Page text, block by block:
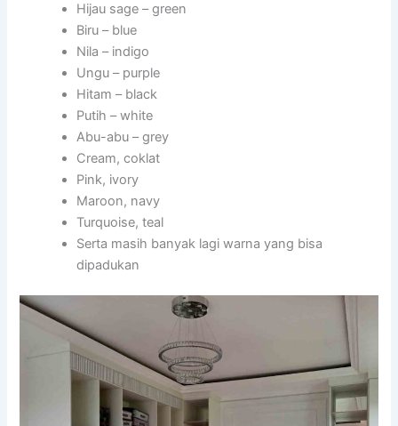
Hijau sage – green
Biru – blue
Nila – indigo
Ungu – purple
Hitam – black
Putih – white
Abu-abu – grey
Cream, coklat
Pink, ivory
Maroon, navy
Turquoise, teal
Serta masih banyak lagi warna yang bisa
dipadukan